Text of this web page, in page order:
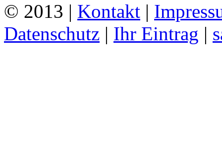
© 2013 | Kontakt |
Datenschutz | Ihr Eintrag |